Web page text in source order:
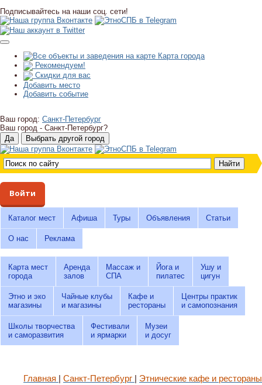
Подписывайтесь на наши соц. сети!
Карта города
Рекомендуем!
Скидки для вас
Добавить место
Добавить событие
Ваш город: Санкт-Петербург
Ваш город - Санкт-Петербург?
Войти
Каталог мест Афиша Туры Объявления Статьи
О нас Реклама
Карта мест
города
Аренда
залов
Массаж и
СПА
Йога и
пилатес
Ушу и
цигун
Этно и эко
магазины
Чайные клубы
и магазины
Кафе и
рестораны
Центры практик
и самопознания
Школы творчества
и саморазвития
Фестивали
и ярмарки
Музеи
и досуг
Главная Санкт-Петербург Этнические кафе и рестораны